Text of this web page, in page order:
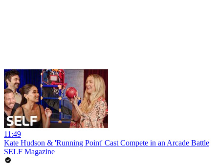
11:49
Kate Hudson & 'Running Point' Cast Compete in an Arcade Battle
SELF Magazine